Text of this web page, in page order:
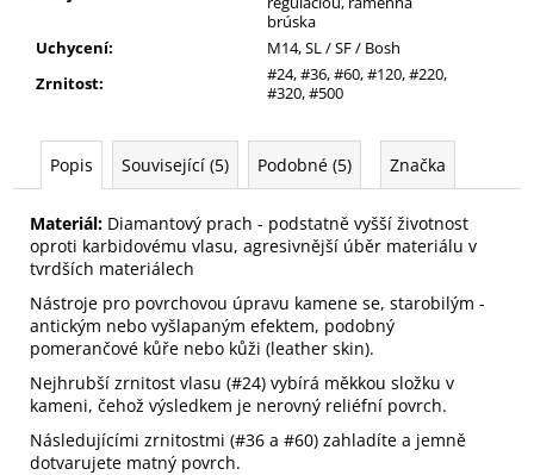
brúska
Uchycení:
M14, SL / SF / Bosh
Zrnitost:
#24, #36, #60, #120, #220,
#320, #500
Popis Související (5) Podobné (5) Značka
Materiál: Diamantový prach - podstatně vyšší životnost
oproti karbidovému vlasu, agresivnější úběr materiálu v
tvrdších materiálech
Nástroje pro povrchovou úpravu kamene se, starobilým -
antickým nebo vyšlapaným efektem, podobný
pomerančové kůře nebo kůži (leather skin).
Nejhrubší zrnitost vlasu (#24) vybírá měkkou složku v
kameni, čehož výsledkem je nerovný reliéfní povrch.
Následujícími zrnitostmi (#36 a #60) zahladíte a jemně
dotvarujete matný povrch.